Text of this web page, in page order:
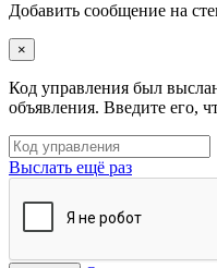
Добавить сообщение на
×
Код управления был
объявления. Введите его,
Выслать ещё раз